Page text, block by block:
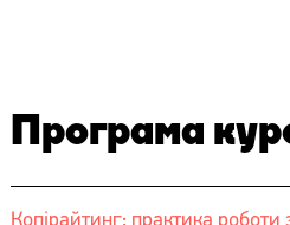
Програма
Копірайтинг: практика роботи